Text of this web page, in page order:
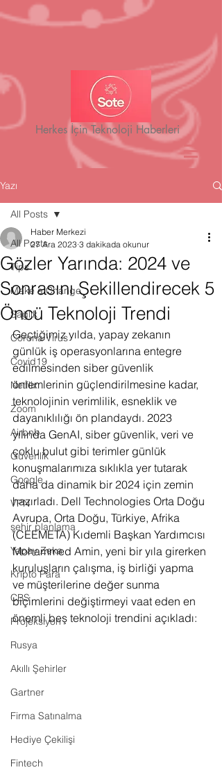
Herkes İçin Teknoloji Haberleri
Yazı
All Posts
Tips
Make a Change
Sağlık
Corona Virus
Covid19
Netflix
Zoom
Airbnb
Güvenlik
Google
VPN
şehir planlama
Yapay Zeka
Kripto Para
CBS
Projeksiyon
Rusya
Akıllı Şehirler
Gartner
Firma Satınalma
Hediye Çekilişi
Fintech
All Posts
Gözler Yarında: 2024 ve
Sonrasını Şekillendirecek 5
Öncü Teknoloji Trendi
Haber Merkezi
27 Ara 2023 3 dakikada okunur
Geçtiğimiz yılda, yapay zekanın
günlük iş operasyonlarına entegre
edilmesinden siber güvenlik
önlemlerinin güçlendirilmesine kadar,
teknolojinin verimlilik, esneklik ve
dayanıklılığı ön plandaydı. 2023
yılında GenAI, siber güvenlik, veri ve
çoklu bulut gibi terimler günlük
konuşmalarımıza sıklıkla yer tutarak
daha da dinamik bir 2024 için zemin
hazırladı. Dell Technologies Orta Doğu
Avrupa, Orta Doğu, Türkiye, Afrika
(CEEMETA) Kıdemli Başkan Yardımcısı
Mohammed Amin, yeni bir yıla girerken
kuruluşların çalışma, iş birliği yapma
ve müşterilerine değer sunma
biçimlerini değiştirmeyi vaat eden en
önemli beş teknoloji trendini açıkladı: